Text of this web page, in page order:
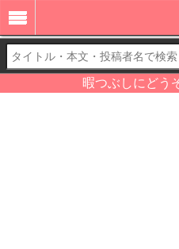
暇つぶしにどう